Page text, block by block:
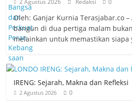
2 Agustus 2026 Redaksi 0
Oleh: Ganjar Kurnia Terasjabar.co
bangun di dua pertiga malam
melainkan untuk memastikan siapa
IRENG: Sejarah, Makna dan Refleksi
2 Agustus 2026 0